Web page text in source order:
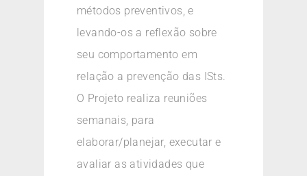
métodos preventivos, e
levando-os a reflexão sobre
seu comportamento em
relação a prevenção das ISts.
O Projeto realiza reuniões
semanais, para
elaborar/planejar, executar e
avaliar as atividades que